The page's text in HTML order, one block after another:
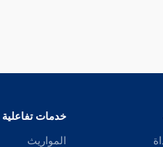
خدمات تفاعلية
المواريث